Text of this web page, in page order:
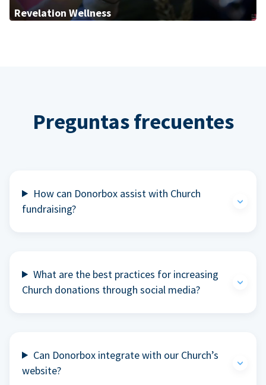
Revelation Wellness
Preguntas frecuentes
How can Donorbox assist with Church
fundraising?
What are the best practices for increasing
Church donations through social media?
Can Donorbox integrate with our Church’s
website?